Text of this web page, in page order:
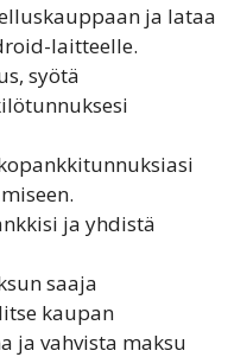
ja lataa
laitteelle.
syötä
ja yhdistä
saaja
kaupan
ja vahvista maksu